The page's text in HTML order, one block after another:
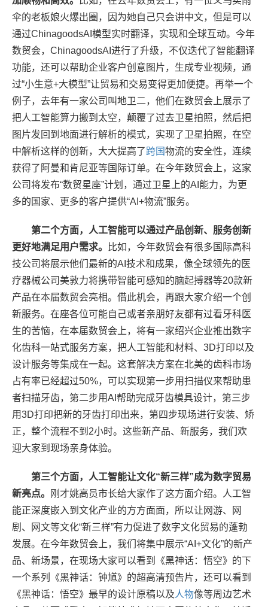
伞的老板娘火爆出圈，因为她自己只会讲中文，但是可以
通过ChinagoodsAI模型实时翻译，实现和全球互动。今年
数贸会，ChinagoodsAI进行了升级，不仅迭代了智能翻译
功能，还可以帮助企业客户创意图片，生成专业视频，通
过“小生意+大模型”让贸易和交易变得更加便捷。再举一个
例子，去年有一家公司叫地卫二，他们在数贸会上展示了
把人工智能算力搬到太空，颠覆了过去卫星拍照，然后把
图片发回到地面进行解析的模式，实现了卫星拍照，在空
中解析这样的创新，大大提高了跨国物流的安全性，连续
获得了阿曼和肯尼亚等国际订单。在今年数贸会上，这家
公司将发布“数贸星座”计划，通过卫星上的AI能力，为更
多的国家、更多的客户提供“AI+物流”服务。
第二个方面，人工智能可以通过产品创新、服务创新
更好地满足用户需求。
比如，今年数贸会有很多国际高科
技公司将展示他们最新的AI技术和成果，像全球领先的医
疗器械公司美敦力将携带智能可感知的脑起搏器等20款新
产品在本届数贸会亮相。借此机会，再跟大家介绍一个创
新服务。在座各位可能自己或者亲朋好友都有过看牙科医
生的苦恼，在本届数贸会上，将有一家绍兴企业推出数字
化齿科一站式服务方案，把人工智能和材料、3D打印以及
设计服务等集成在一起。这套解决方案在北美的齿科市场
占有率已经超过50%，可以实现第一步用扫描仪来帮助患
者扫描牙齿，第二步用AI帮助完成牙齿模具设计，第三步
用3D打印把新的牙齿打印出来，第四步现场进行安装、矫
正，整个流程不到2小时。这些新产品、新服务，我们欢
迎大家到现场亲身体验。
第三个方面，人工智能让文化“新三样”成为数字贸易
新亮点。
刚才姚高员市长给大家作了这方面介绍。人工智
能正深度嵌入到文化产业的方方面面，所以让网游、网
剧、网文等文化“新三样”有力促进了数字文化贸易的蓬勃
发展。在今年数贸会上，我们将集中展示“AI+文化”的新产
品、新场景，在现场大家可以看到《黑神话：悟空》的下
一个系列《黑神话：钟馗》的超高清预告片，还可以看到
《黑神话：悟空》最早的设计原稿以及人物像等周边艺术